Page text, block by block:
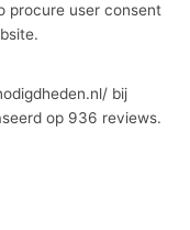
procure user consent
bij
op 936 reviews.